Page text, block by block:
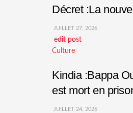
Décret :La
JUILLET 27, 2026
edit post
Culture
Kindia :Bappa
est mort en
JUILLET 24, 2026